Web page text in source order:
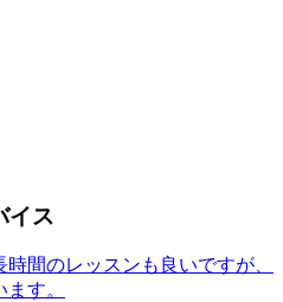
イス
間のレッスンも良いですが、
す。